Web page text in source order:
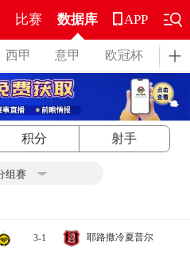
比赛 数据库
西甲 意甲 欧冠杯 德
APP
积分 射手
3-1 耶路撒冷夏普尔